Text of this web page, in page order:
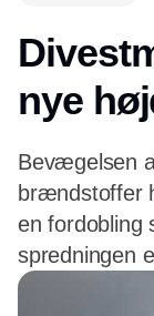
nye
Bevægelsen
brændstoffer
en fordobling
spredningen